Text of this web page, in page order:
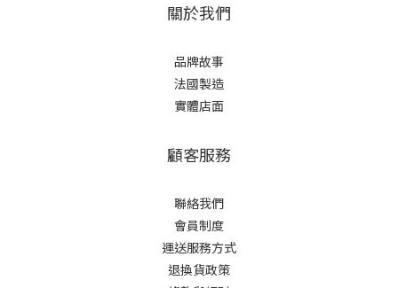
關於我們
品牌故事
法國製造
實體店面
顧客服務
聯絡我們
會員制度
運送服務方式
退換貨政策